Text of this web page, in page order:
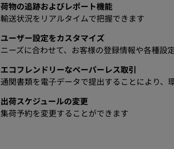
荷物の追跡およびレポート機能
輸送状況をリアルタイムで把握できます
ユーザー設定をカスタマイズ
ニーズに合わせて、お客様の登録情報や各種設
エコフレンドリーなペーパーレス取引
通関書類を電⼦データで提出することにより、
出荷スケジュールの変更
集荷予約を変更することができます